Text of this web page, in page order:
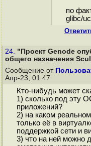
по
glibc/
24. "Проект Genode
общего назначения
Сообщение от
Апр-23, 01:47
Кто-нибудь может
1) сколько под эту
приложений?
2) на каком
только её в
поддержкой сети и
3) что на ней можно